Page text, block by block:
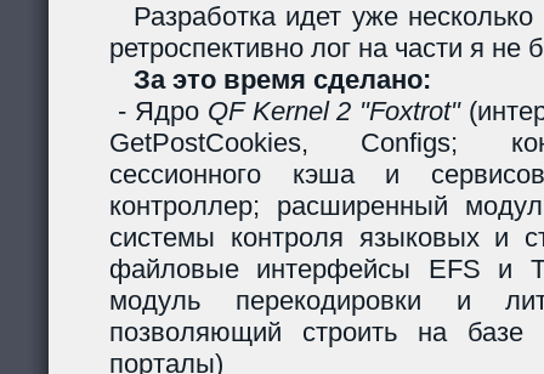
Разработка идет уже
ретроспективно лог на части я не
За это время сделано:
- Ядро QF Kernel 2 "Foxtrot"
GetPostCookies, Configs;
сессионного кэша и
контроллер; расширенный
системы контроля языковых и
файловые интерфейсы EFS и
модуль перекодировки и
позволяющий строить на базе
порталы)